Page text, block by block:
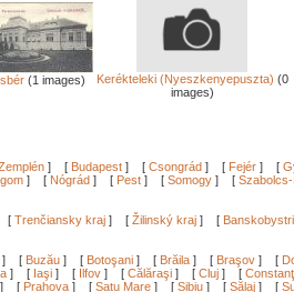
(1 images) Kerékteleki (Nyeszkenyepuszta) (0
images)
] [ Budapest ] [ Csongrád ] [ Fejér ] [
] [ Nógrád ] [ Pest ] [ Somogy ] [
[ Trenčiansky kraj ] [ Žilinský kraj ] [
] [ Buzău ] [ Botoşani ] [ Brăila ] [ Braşov ] [
] [ Iaşi ] [ Ilfov ] [ Călăraşi ] [ Cluj ] [
] [ Prahova ] [ Satu Mare ] [ Sibiu ] [ Sălaj ] [